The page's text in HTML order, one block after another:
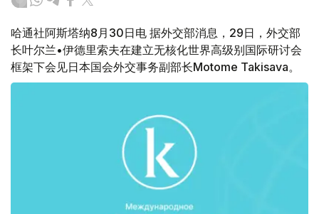
哈通社阿斯塔纳8月30日电 据外交部消息，29日，外交部
长叶尔兰•伊德里索夫在建立无核化世界高级别国际研讨会
框架下会见日本国会外交事务副部长Motome Takisava。